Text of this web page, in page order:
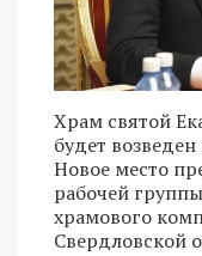
Храм святой
будет
Новое место
рабочей
храмового
Свердловской